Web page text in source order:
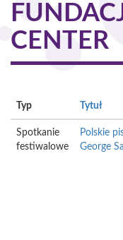
CENTER
Typ Tytuł
Spotkanie
festiwalowe
Polskie
George